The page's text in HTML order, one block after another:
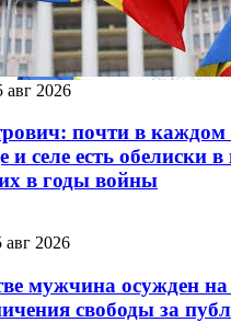
авг 2026
почти в каждом
и селе есть обелиски
в годы войны
авг 2026
мужчина осужден на
свободы за